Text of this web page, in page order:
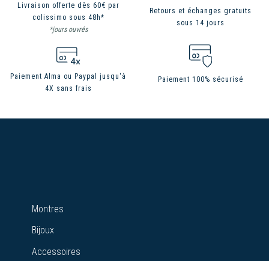
Livraison offerte dès 60€ par
colissimo sous 48h*
*jours ouvrés
Retours et échanges gratuits
sous 14 jours
Paiement Alma ou Paypal jusqu'à
4X sans frais
Paiement 100% sécurisé
Montres
Bijoux
Accessoires